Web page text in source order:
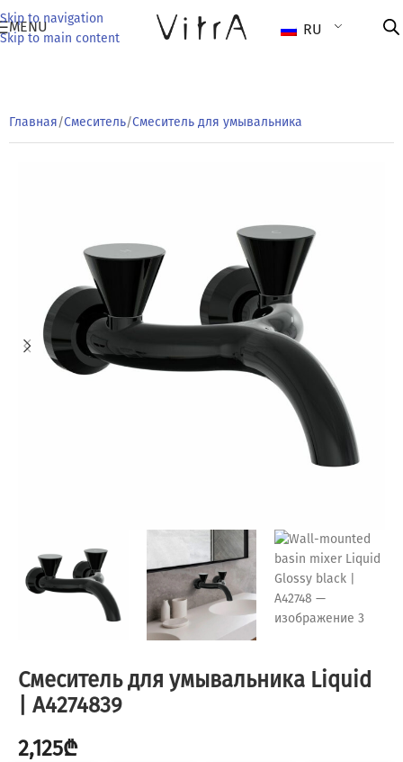
Skip to navigation
Skip to main content
MENU RU
Главная/Смеситель/Смеситель для умывальника
Смеситель для умывальника Liquid
| A4274839
2,125₾